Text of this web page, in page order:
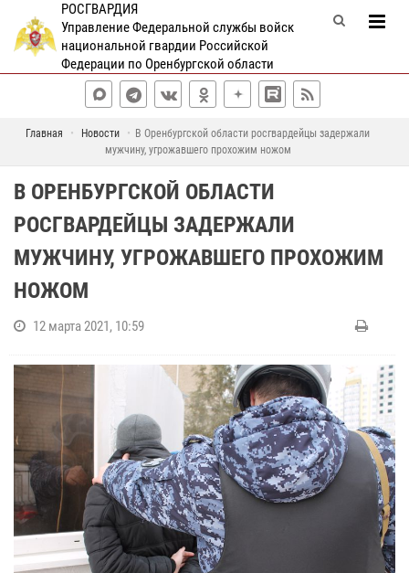
РОСГВАРДИЯ
Управление Федеральной службы войск
национальной гвардии Российской
Федерации по Оренбургской области
Главная Новости
В Оренбургской области росгвардейцы задержали
мужчину, угрожавшего прохожим ножом
В ОРЕНБУРГСКОЙ ОБЛАСТИ
РОСГВАРДЕЙЦЫ ЗАДЕРЖАЛИ
МУЖЧИНУ, УГРОЖАВШЕГО ПРОХОЖИМ
НОЖОМ
12 марта 2021, 10:59